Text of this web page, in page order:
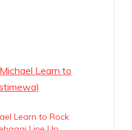
Learn to Rock